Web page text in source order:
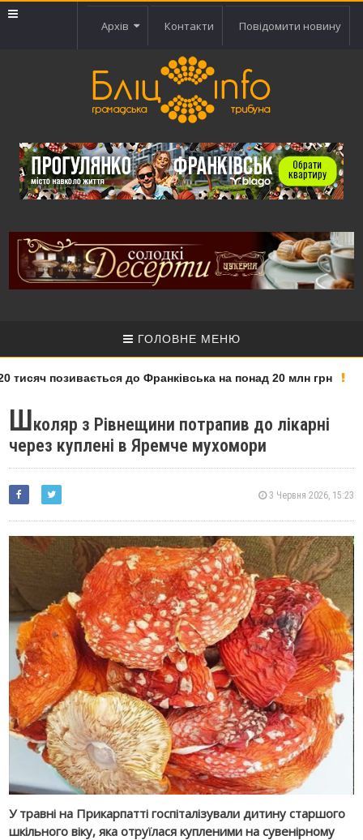
Архів Контакти Повідомити новину
ГОЛОВНЕ МЕНЮ
позивається до Франківська на понад 20 млн грн
Школяр з Рівнещини потрапив до лікарні
через куплені в Яремче мухомори
3 Червня 2026, 15:23
У травні на Прикарпатті госпіталізували дитину старшого
шкільного віку, яка отруїлася купленими на сувенірному